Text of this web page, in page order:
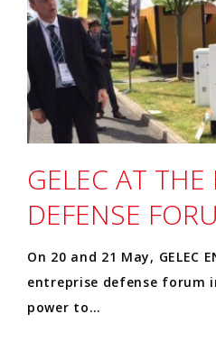
GELEC AT THE
DEFENSE
On 20 and 21 May, GELEC
entreprise defense forum
power to…